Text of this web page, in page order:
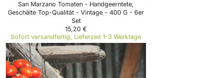
San Marzano Tomaten - Handgeerntete,
Geschälte Top-Qualität - Vintage - 400 G - 6er
Set
R
E
G
U
L
15,20 €
Sofort versandfertig, Lieferzeit 1-3 Werktage